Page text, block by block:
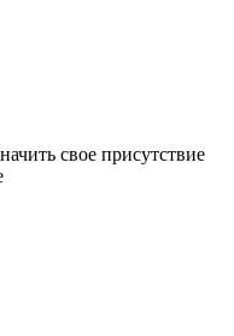
свое присутствие